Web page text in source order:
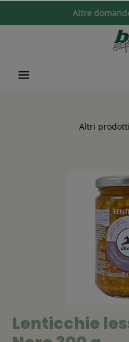
Altre
Altri
Lenticchie